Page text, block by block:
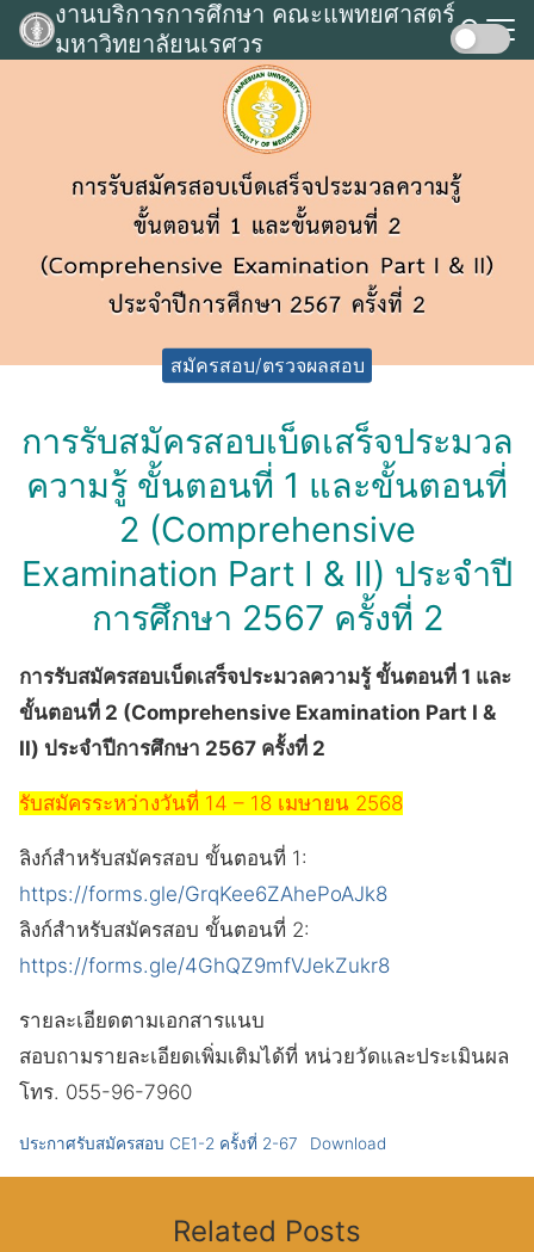
Skip
งานบริการการศึกษา คณะแพทยศาสตร์
มหาวิทยาลัยนเรศวร
สมัครสอบ/ตรวจผลสอบ
การรับสมัครสอบเบ็ดเสร็จประมวล
ความรู้ ขั้นตอนที่ 1 และขั้นตอนที่
2 (Comprehensive
Examination Part I & II) ประจำปี
การศึกษา 2567 ครั้งที่ 2
การรับสมัครสอบเบ็ดเสร็จประมวลความรู้ ขั้นตอนที่ 1 และ
ขั้นตอนที่ 2 (Comprehensive Examination Part I &
II) ประจำปีการศึกษา 2567 ครั้งที่ 2
รับสมัครระหว่างวันที่ 14 – 18 เมษายน 2568
ลิงก์สำหรับสมัครสอบ ขั้นตอนที่ 1:
https://forms.gle/GrqKee6ZAhePoAJk8
ลิงก์สำหรับสมัครสอบ ขั้นตอนที่ 2:
https://forms.gle/4GhQZ9mfVJekZukr8
รายละเอียดตามเอกสารแนบ
สอบถามรายละเอียดเพิ่มเติมได้ที่ หน่วยวัดและประเมินผล
โทร. 055-96-7960
ประกาศรับสมัครสอบ CE1-2 ครั้งที่ 2-67 Download
Related Posts